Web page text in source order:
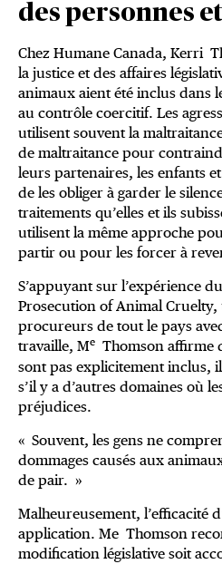
des personnes
Chez Humane Canada, Kerri
la justice et des affaires
animaux aient été inclus dans
au contrôle coercitif. Les
utilisent souvent la
de maltraitance pour
leurs partenaires, les enfants
de les obliger à garder le
traitements qu’elles et ils
utilisent la même approche
partir ou pour les forcer à
S’appuyant sur l’expérience
Prosecution of Animal
procureurs de tout le pays
travaille, Me Thomson affirme
sont pas explicitement inclus,
s’il y a d’autres domaines où
préjudices.
« Souvent, les gens ne
dommages causés aux
de pair. »
Malheureusement, l’efficacité
application. Me Thomson
modification législative soit